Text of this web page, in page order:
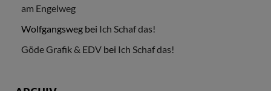
am Engelweg
Wolfgangsweg bei Ich Schaf das!
Göde Grafik & EDV bei Ich Schaf das!